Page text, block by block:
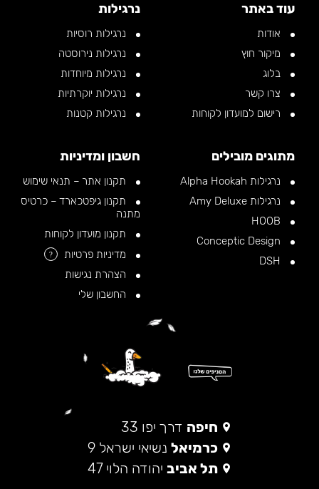
עוד באתר
אודות
מיקור חוץ
בלוג
צרו קשר
רישום למועדון לקוחות
נרגילות
נרגילות רוסיות
נרגילות נירוסטה
נרגילות מיוחדות
נרגילות יוקרתיות
נרגילות קטנות
מתוגים מובילים
נרגילות Alpha Hookah
נרגילות Amy Deluxe
חשבון ומדיניות
תקנון אתר – תנאי שימוש
תקנון גיפטכארד – כרטיס
מתנה
תקנון מועדון לקוחות
מדיניות פרטיות
?
הצהרת נגישות
החשבון שלי
חיפה דרך יפו 33
כרמיאל נשיאי ישראל 9
תל אביב יהודה הלוי 47